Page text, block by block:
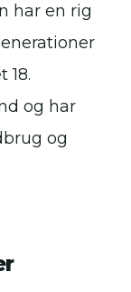
har en rig
18.
og har
og